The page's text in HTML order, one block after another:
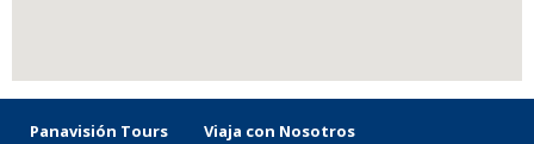
Panavisión Tours Viaja con Nosotros